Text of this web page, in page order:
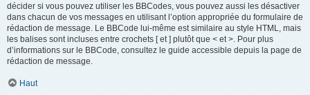
décider si vous pouvez utiliser les BBCodes, vous pouvez aussi les désactiver
dans chacun de vos messages en utilisant l’option appropriée du formulaire de
rédaction de message. Le BBCode lui-même est similaire au style HTML, mais
les balises sont incluses entre crochets [ et ] plutôt que < et >. Pour plus
d’informations sur le BBCode, consultez le guide accessible depuis la page de
rédaction de message.
Haut